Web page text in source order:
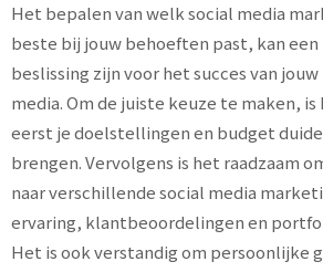
Het bepalen van welk social media
beste bij jouw behoeften past, kan
beslissing zijn voor het succes van
media. Om de juiste keuze te maken,
eerst je doelstellingen en budget
brengen. Vervolgens is het raadzaam
naar verschillende social media
ervaring, klantbeoordelingen en
Het is ook verstandig om persoonlijke